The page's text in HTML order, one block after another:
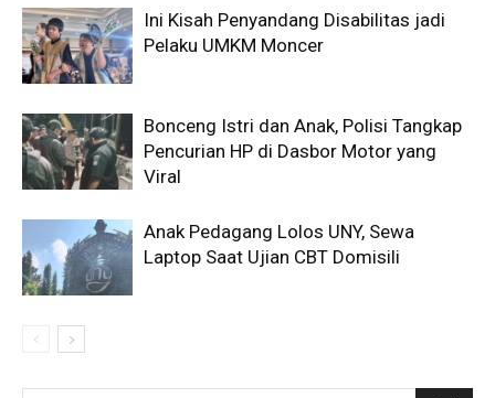
Ini Kisah Penyandang Disabilitas jadi
Pelaku UMKM Moncer
Bonceng Istri dan Anak, Polisi Tangkap
Pencurian HP di Dasbor Motor yang
Viral
Anak Pedagang Lolos UNY, Sewa
Laptop Saat Ujian CBT Domisili